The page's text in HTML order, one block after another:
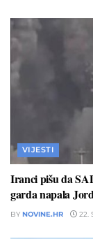
VIJESTI
Iranci pišu da
garda napala
BY NOVINE.HR 22.